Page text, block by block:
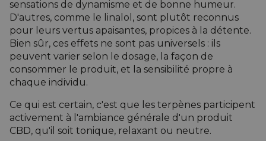
sensations de dynamisme et de bonne humeur.
D'autres, comme le linalol, sont plutôt reconnus
pour leurs vertus apaisantes, propices à la détente.
Bien sûr, ces effets ne sont pas universels : ils
peuvent varier selon le dosage, la façon de
consommer le produit, et la sensibilité propre à
chaque individu.
Ce qui est certain, c'est que les terpènes participent
activement à l'ambiance générale d'un produit
CBD, qu'il soit tonique, relaxant ou neutre.